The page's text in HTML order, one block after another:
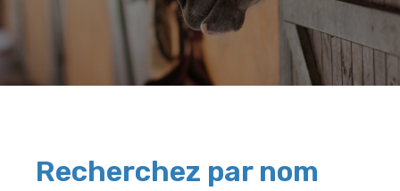
Recherchez par nom